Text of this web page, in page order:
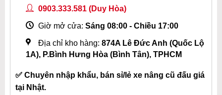
0903.333.581 (Duy Hòa)
Giờ mở cửa: Sáng 08:00 - Chiều 17:00
Địa chỉ kho hàng: 874A Lê Đức Anh (Quốc Lộ
1A), P.Bình Hưng Hòa (Bình Tân), TPHCM
✅ Chuyên nhập khẩu, bán sỉ/lẻ xe nâng cũ đấu giá
tại Nhật.